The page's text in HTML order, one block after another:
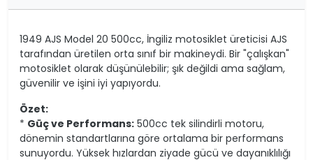
1949 AJS Model 20 500cc, İngiliz motosiklet üreticisi AJS
tarafından üretilen orta sınıf bir makineydi. Bir "çalışkan"
motosiklet olarak düşünülebilir; şık değildi ama sağlam,
güvenilir ve işini iyi yapıyordu.
Özet:
* Güç ve Performans: 500cc tek silindirli motoru,
dönemin standartlarına göre ortalama bir performans
sunuyordu. Yüksek hızlardan ziyade gücü ve dayanıklılığı